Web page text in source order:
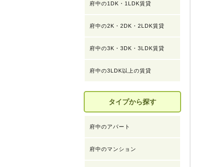
府中の1DK・1LDK賃貸
府中の2K・2DK・2LDK賃貸
府中の3K・3DK・3LDK賃貸
府中の3LDK以上の賃貸
タイプから探す
府中のアパート
府中のマンション